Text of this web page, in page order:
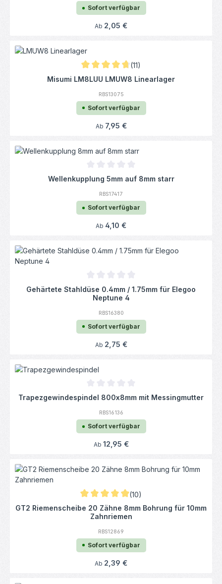
Sofort verfügbar
Regulärer Preis:
Ab 2,05 €
Durchschnittliche Bewertung von 4.86 von
(11)
Misumi LM8LUU LMUW8 Linearlager
RBS13075
Sofort verfügbar
Regulärer Preis:
Ab 7,95 €
Durchschnittliche Bewertung von 0 von
Wellenkupplung 5mm auf 8mm starr
RBS17417
Sofort verfügbar
Regulärer Preis:
Ab 4,10 €
Durchschnittliche Bewertung von 0 von
Gehärtete Stahldüse 0.4mm / 1.75mm für Elegoo
Neptune 4
RBS16380
Sofort verfügbar
Regulärer Preis:
Ab 2,75 €
Durchschnittliche Bewertung von 0 von
Trapezgewindespindel 800x8mm mit Messingmutter
RBS16136
Sofort verfügbar
Regulärer Preis:
Ab 12,95 €
Durchschnittliche Bewertung von 4.9 von 5
(10)
GT2 Riemenscheibe 20 Zähne 8mm Bohrung für 10mm
Zahnriemen
RBS12869
Sofort verfügbar
Regulärer Preis:
Ab 2,39 €